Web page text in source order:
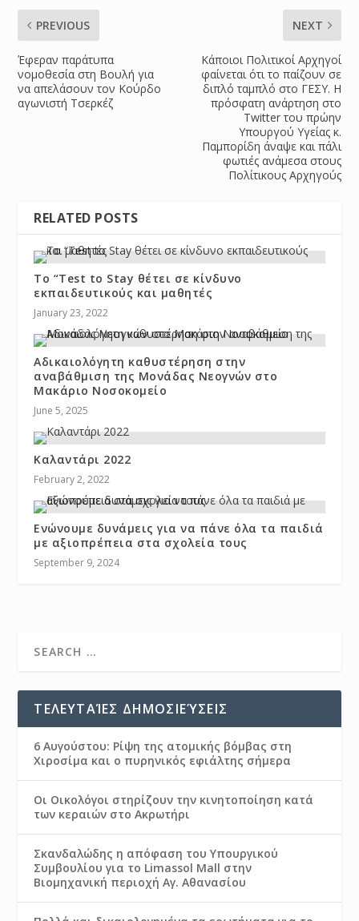
PREVIOUS
Έφεραν παράτυπα
νομοθεσία στη Βουλή για
να απελάσουν τον Κούρδο
αγωνιστή Τσερκέζ
NEXT
Κάποιοι Πολιτικοί Αρχηγοί
φαίνεται ότι το παίζουν σε
διπλό ταμπλό στο ΓΕΣΥ. Η
πρόσφατη ανάρτηση στο
Twitter του πρώην
Υπουργού Υγείας κ.
Παμπορίδη άναψε και πάλι
φωτιές ανάμεσα στους
Πολίτικους Αρχηγούς
RELATED POSTS
Το “Test to Stay θέτει σε κίνδυνο
εκπαιδευτικούς και μαθητές
January 23, 2022
Αδικαιολόγητη καθυστέρηση στην
αναβάθμιση της Μονάδας Νεογνών στο
Μακάριο Νοσοκομείο
June 5, 2025
Καλαντάρι 2022
February 2, 2022
Ενώνουμε δυνάμεις για να πάνε όλα τα παιδιά
με αξιοπρέπεια στα σχολεία τους
September 9, 2024
ΤΕΛΕΥΤΑΊΕΣ ΔΗΜΟΣΙΕΎΣΕΙΣ
6 Αυγούστου: Ρίψη της ατομικής βόμβας στη
Χιροσίμα και ο πυρηνικός εφιάλτης σήμερα
Οι Οικολόγοι στηρίζουν την κινητοποίηση κατά
των κεραιών στο Ακρωτήρι
Σκανδαλώδης η απόφαση του Υπουργικού
Συμβουλίου για το Limassol Mall στην
Βιομηχανική περιοχή Αγ. Αθανασίου